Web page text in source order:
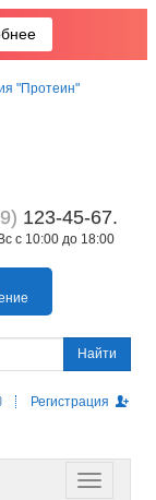
123-45-67.
с 10:00 до 18:00
Найти
Регистрация